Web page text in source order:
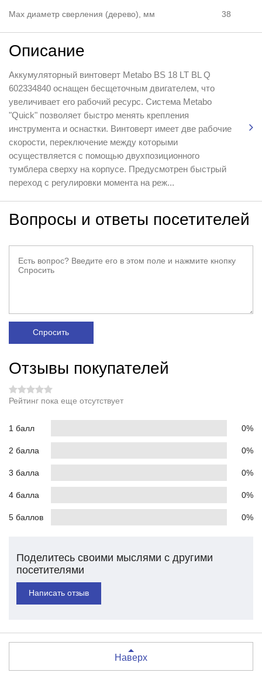
Мах диаметр сверления (дерево), мм 38
Описание
Аккумуляторный винтоверт Metabo BS 18 LT BL Q
602334840 оснащен бесщеточным двигателем, что
увеличивает его рабочий ресурс. Система Metabo
"Quick" позволяет быстро менять крепления
инструмента и оснастки. Винтоверт имеет две рабочие
скорости, переключение между которыми
осуществляется с помощью двухпозиционного
тумблера сверху на корпусе. Предусмотрен быстрый
переход с регулировки момента на реж...
Вопросы и ответы посетителей
Спросить
Отзывы покупателей
Рейтинг пока еще отсутствует
1 балл 0%
2 балла 0%
3 балла 0%
4 балла 0%
5 баллов 0%
Поделитесь своими мыслями с другими
посетителями
Написать отзыв
Наверх